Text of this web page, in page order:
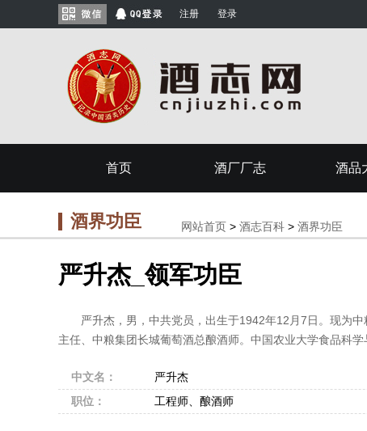
注册 登录
首页 酒厂厂志 酒品
酒界功臣 网站首页 > 酒志百科 > 酒界功臣
严升杰_领军功臣
严升杰，男，中共党员，出生于1942年12月7日。现为中
主任、中粮集团长城葡萄酒总酿酒师。中国农业大学食品科
中文名： 严升杰
职位：
工程师、酿酒师